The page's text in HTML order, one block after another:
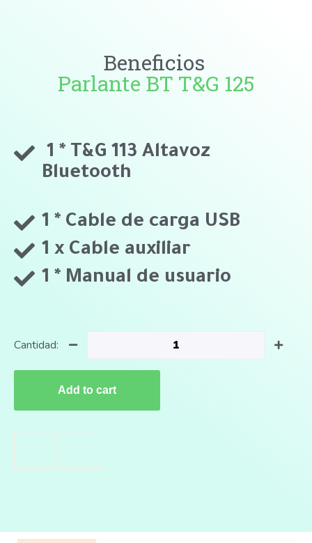
Beneficios
Parlante BT T&G 125
1 * T&G 113 Altavoz
Bluetooth
1 * Cable de carga USB
1 x Cable auxiliar
1 * Manual de usuario
Cantidad:
Add to cart